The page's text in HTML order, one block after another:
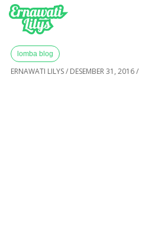
-->
Home»Archives for 2016
lomba blog
ERNAWATI LILYS/ DESEMBER 31, 2016/